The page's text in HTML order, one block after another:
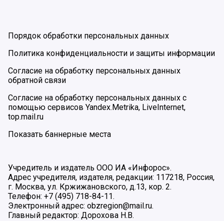
Порядок обработки персональных данных
Политика конфиденциальности и защиты информации
Согласие на обработку персональных данных
обратной связи
Согласие на обработку персональных данных с
помощью сервисов Yandex.Metrika, LiveInternet,
top.mail.ru
Показать баннерные места
Учредитель и издатель ООО ИА «Инфорос».
Адрес учредителя, издателя, редакции: 117218, Россия,
г. Москва, ул. Кржижановского, д.13, кор. 2.
Телефон: +7 (495) 718-84-11.
Электронный адрес: obzregion@mail.ru.
Главный редактор: Дорохова Н.В.